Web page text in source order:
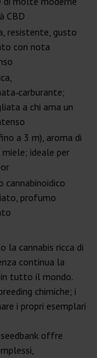
CBD
resistente, gusto
con nota
a chi ama un
a 3 m), aroma di
miele; ideale per
cannabinoidico
profumo
la cannabis ricca di
continua la
tutto il mondo.
chimiche; i
i propri esemplari
offre